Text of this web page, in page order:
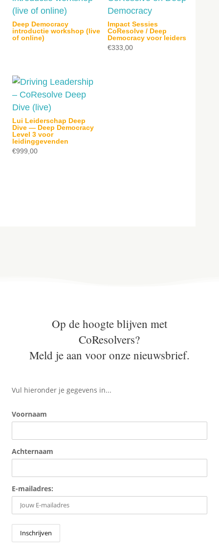
Deep Democracy
introductie workshop (live
of online)
Impact Sessies
CoResolve / Deep
Democracy voor leiders
€333,00
Lui Leiderschap Deep
Dive — Deep Democracy
Level 3 voor
leidinggevenden
€999,00
Op de hoogte blijven met
CoResolvers?
Meld je aan voor onze nieuwsbrief.
Vul hieronder je gegevens in...
Voornaam
Achternaam
E-mailadres: